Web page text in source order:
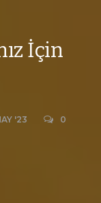
İçin
'23 0